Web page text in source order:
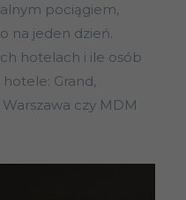
pociągiem,
na jeden dzień.
hotelach i ile osób
Grand,
czy MDM